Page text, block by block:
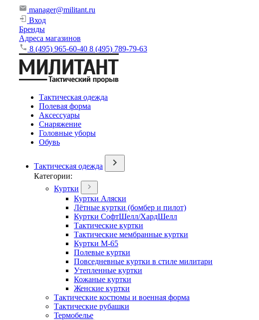
manager@militant.ru
Вход
Бренды
Адреса магазинов
8 (495) 965-60-40 8 (495) 789-79-63
Тактическая одежда
Полевая форма
Аксессуары
Снаряжение
Головные уборы
Обувь
Тактическая одежда
Категории:
Куртки
Куртки Аляски
Лётные куртки (бомбер и пилот)
Куртки СофтШелл/ХардШелл
Тактические куртки
Тактические мембранные куртки
Куртки М-65
Полевые куртки
Повседневные куртки в стиле милитари
Утепленные куртки
Кожаные куртки
Женские куртки
Тактические костюмы и военная форма
Тактические рубашки
Термобелье